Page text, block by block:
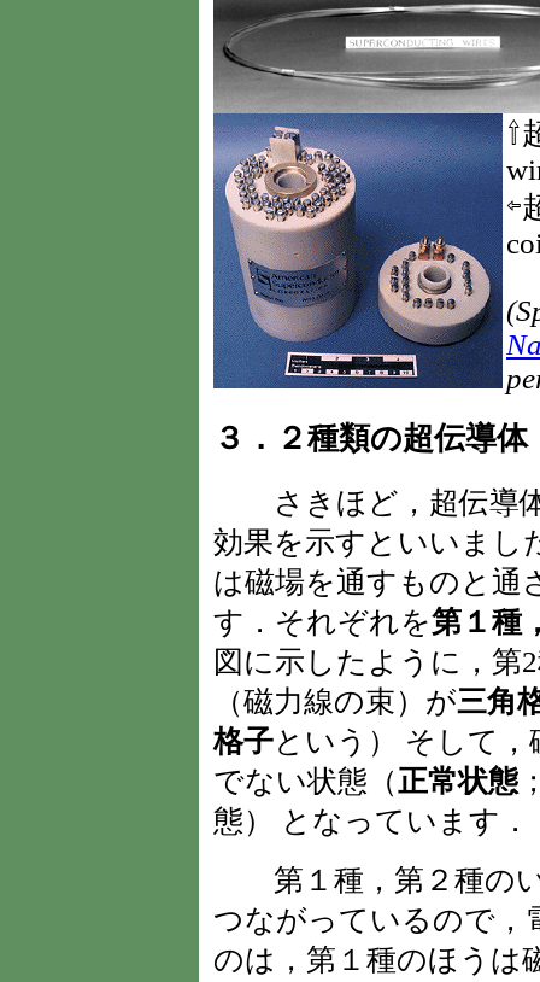
⇧
⇦
３．２種類の超伝導体
さきほど，超伝導体
効果を示すといいまし
は磁場を通すものと通
す．それぞれを第１種
図に示したように，第
（磁力線の束）が三角
格子という） そして
でない状態（正常状態
態） となっています．
第１種，第２種のい
つながっているので，
のは，第１種のほうは